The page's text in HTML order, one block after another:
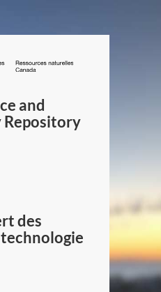
/
Canada
and
Repository
des